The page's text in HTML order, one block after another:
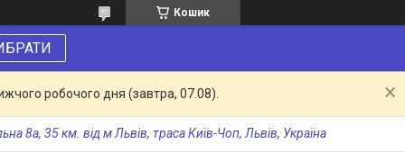
Кошик
робочого дня (завтра, 07.08).
8а, 35 км. від м Львів, траса Київ-Чоп, Львів, Україна